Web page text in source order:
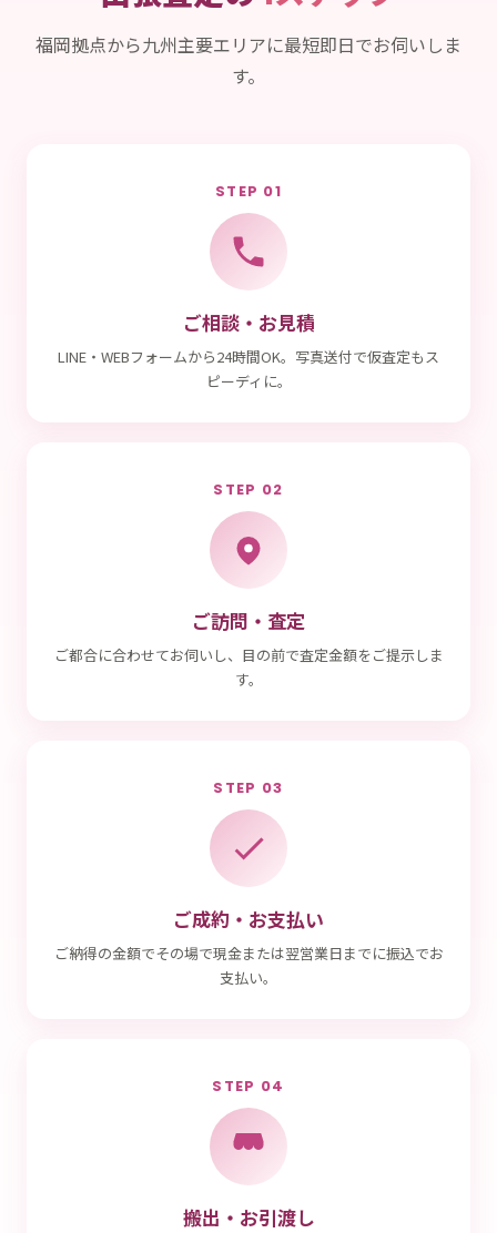
福岡拠点から九州主要エリアに最短即日でお伺いしま
す。
STEP 01
ご相談・お見積
LINE・WEBフォームから24時間OK。写真送付で仮査定もス
ピーディに。
STEP 02
ご訪問・査定
ご都合に合わせてお伺いし、目の前で査定金額をご提示しま
す。
STEP 03
ご成約・お支払い
ご納得の金額でその場で現金または翌営業日までに振込でお
支払い。
STEP 04
搬出・お引渡し